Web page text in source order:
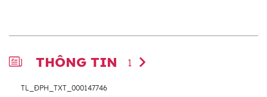
THÔNG TIN 1
TL_ĐPH_TXT_000147746